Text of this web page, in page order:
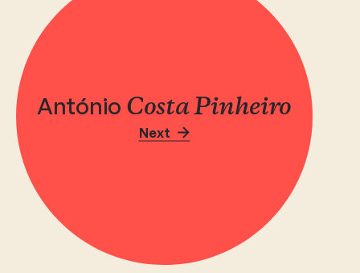
António Costa Pinheiro
Next